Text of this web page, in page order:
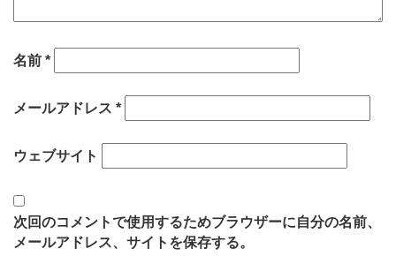
名前 *
メールアドレス *
ウェブサイト
次回のコメントで使用するためブラウザーに自分の名前、
メールアドレス、サイトを保存する。